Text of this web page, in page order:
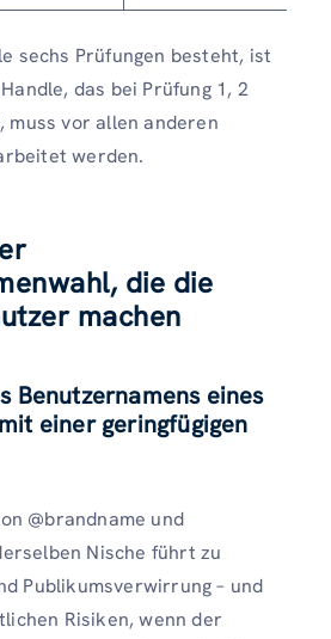
sechs Prüfungen besteht, ist
das bei Prüfung 1, 2
muss vor allen anderen
werden.
die die
machen
Benutzernamens eines
einer geringfügigen
@brandname und
Nische führt zu
Publikumsverwirrung – und
Risiken, wenn der